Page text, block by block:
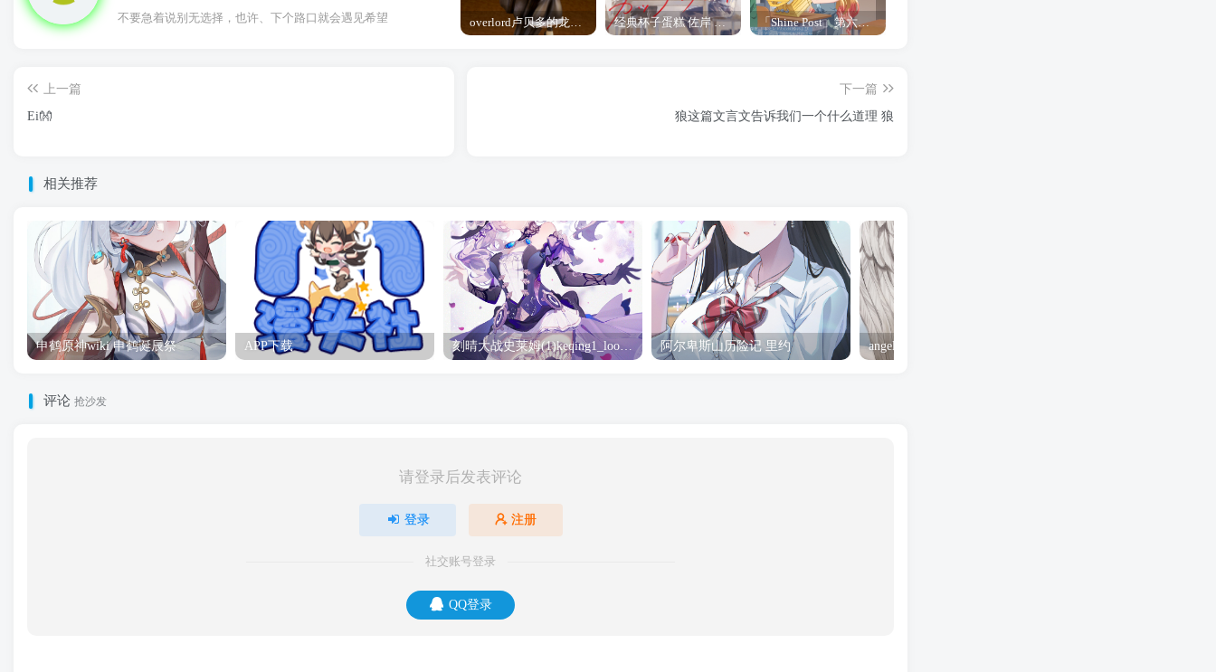
不要急着说别无选择，也许、下个路口就会遇见希望 overlord卢贝多的龙王谁厉害 「Overlord」露普斯蕾琪娜·贝塔手办开订 经典杯子蛋糕 佐岸 漫画「经典杯子蛋糕」宣布真人日剧化 「Shine Post」第六话ED主题曲「Yellow Rose」无字幕MV公开
上一篇
Ei👐
下一篇
狼这篇文言文告诉我们一个什么道理 狼
相关推荐
申鹤原神wiki 申鹤诞辰祭 APP下载 刻晴大战史莱姆(1)keqing1_loop_s_1080(2) 刻晴 阿尔卑斯山历险记 里约 angel yeah火影忍者 Angel
评论 抢沙发
请登录后发表评论
登录 注册
社交账号登录
QQ登录